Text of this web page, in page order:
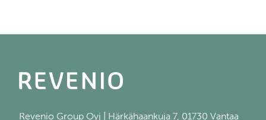
Revenio Group Oyj | Härkähaankuja 7, 01730 Vantaa